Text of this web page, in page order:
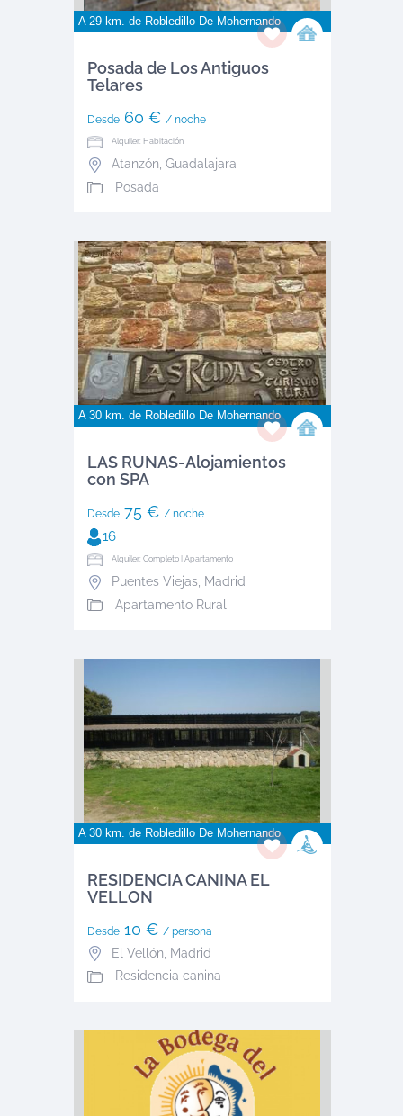
A 29 km. de Robledillo De Mohernando
Posada de Los Antiguos
Telares
Desde60 € / noche
Alquiler: Habitación
Atanzón, Guadalajara
Posada
A 30 km. de Robledillo De Mohernando
LAS RUNAS-Alojamientos
con SPA
Desde75 € / noche
16
Alquiler: Completo | Apartamento
Puentes Viejas, Madrid
Apartamento Rural
A 30 km. de Robledillo De Mohernando
RESIDENCIA CANINA EL
VELLON
Desde10 € / persona
El Vellón
Madrid
Residencia canina